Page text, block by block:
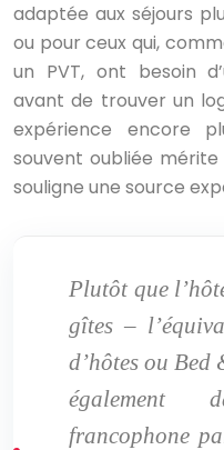
adaptée aux séjours
ou pour ceux qui,
un PVT, ont besoin
avant de trouver un
expérience encore
souvent oubliée
souligne une source
Plutôt que
gîtes –
d’hôtes ou Bed
également
francophone